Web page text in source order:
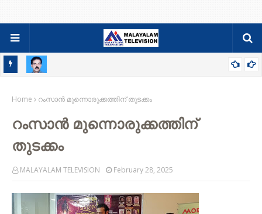
Home റംസാൻ മുന്നൊരുക്കത്തിന് തുടക്കം
റംസാൻ മുന്നൊരുക്കത്തിന്
തുടക്കം
MALAYALAM TELEVISION February 28, 2025